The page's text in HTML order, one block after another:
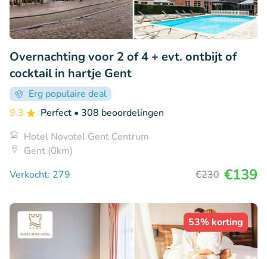
Overnachting voor 2 of 4 + evt. ontbijt of
cocktail in hartje Gent
Erg populaire deal
9.3
Perfect • 308 beoordelingen
Hotel Novotel Gent Centrum
Gent (0km)
Verkocht: 279
€230 €139
53% korting